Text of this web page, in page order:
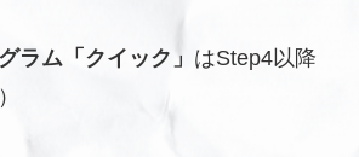
ラム「クイック」 はStep4以降